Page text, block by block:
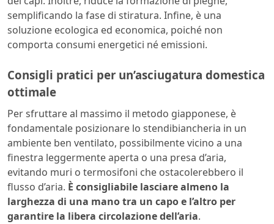
semplificando la fase di stiratura. Infine, è una
soluzione ecologica ed economica, poiché non
comporta consumi energetici né emissioni.
Consigli pratici per un’asciugatura domestica
ottimale
Per sfruttare al massimo il metodo giapponese, è
fondamentale posizionare lo stendibiancheria in un
ambiente ben ventilato, possibilmente vicino a una
finestra leggermente aperta o una presa d’aria,
evitando muri o termosifoni che ostacolerebbero il
flusso d’aria. È consigliabile lasciare almeno la
larghezza di una mano tra un capo e l’altro per
garantire la libera circolazione dell’aria.